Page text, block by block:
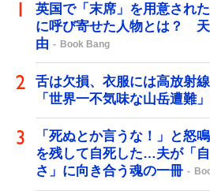
英国で「末席」を用意され
に呼び寄せた人物とは？
由
Book Bang
舌は欠損、衣服には高放射
「世界一不気味な山岳遭難
「死ぬとか言うな！」と怒
を残して自死した…夫が「
さ」に向き合う魂の一冊